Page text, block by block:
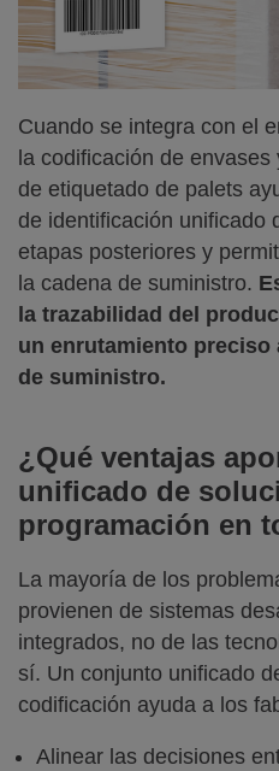
Cuando se integra con el
la codificación de
de etiquetado de palets
de identificación unificado
etapas posteriores y
la cadena de suministro.
la trazabilidad del
un enrutamiento preciso
de suministro.
¿Qué ventajas
unificado de
programación en
La mayoría de los
provienen de sistemas
integrados, no de las
sí. Un conjunto unificado
codificación ayuda a los
Alinear las decisiones